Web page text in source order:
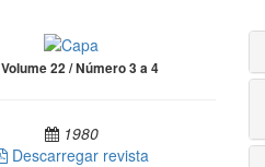
Volume 22 / Número 3 a 4
1980
Descarregar revista